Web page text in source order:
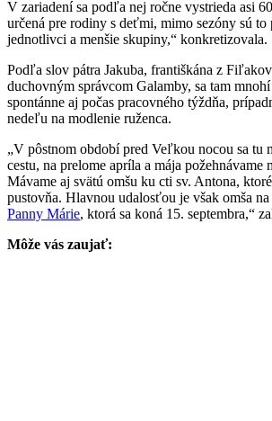
V zariadení sa podľa nej ročne vystrieda asi
určená pre rodiny s deťmi, mimo sezóny sú to
jednotlivci a menšie skupiny,“ konkretizovala.
Podľa slov pátra Jakuba, františkána z
duchovným správcom Galamby, sa tam
spontánne aj počas pracovného týždňa,
nedeľu na modlenie ruženca.
„V pôstnom období pred Veľkou nocou sa tu
cestu, na prelome apríla a mája požehnávame
Mávame aj svätú omšu ku cti sv. Antona,
pustovňa. Hlavnou udalosťou je však omša na
Panny Márie, ktorá sa koná 15. septembra,“
Môže vás zaujať: